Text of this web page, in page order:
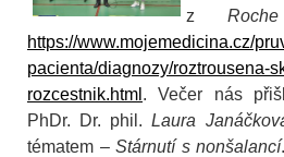
zRoche
https://www.mojemedicina.cz/
pacienta/diagnozy/roztrousena-
rozcestnik.html . Večer nás
PhDr. Dr. phil.Laura
tématem –Stárnutí s nonšalancí